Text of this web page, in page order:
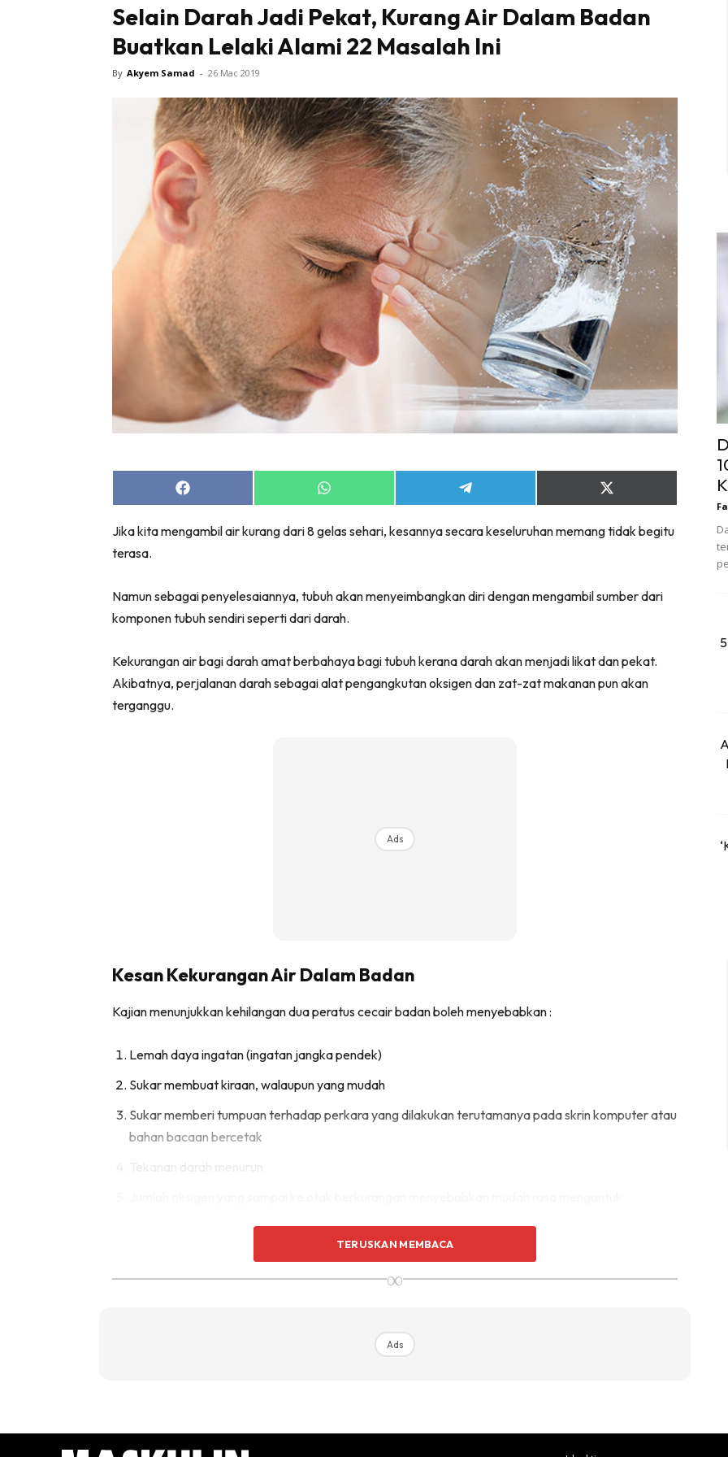
Selain Darah Jadi Pekat, Kurang Air Dalam Badan
Buatkan Lelaki Alami 22 Masalah Ini
By Akyem Samad - 26 Mac 2019
Share
on
Share
on
Share
on
Share
on
(Twitter)
Jika kita mengambil air kurang dari 8 gelas sehari, kesannya secara keseluruhan memang tidak begitu
terasa.
Namun sebagai penyelesaiannya, tubuh akan menyeimbangkan diri dengan mengambil sumber dari
komponen tubuh sendiri seperti dari darah.
Kekurangan air bagi darah amat berbahaya bagi tubuh kerana darah akan menjadi likat dan pekat.
Akibatnya, perjalanan darah sebagai alat pengangkutan oksigen dan zat-zat makanan pun akan
terganggu.
Ads
Kesan Kekurangan Air Dalam Badan
Kajian menunjukkan kehilangan dua peratus cecair badan boleh menyebabkan :
Lemah daya ingatan (ingatan jangka pendek)
Sukar membuat kiraan, walaupun yang mudah
Sukar memberi tumpuan terhadap perkara yang dilakukan terutamanya pada skrin komputer atau
bahan bacaan bercetak
Lesu pada waktu siang
Memperlahankan kadar metabolisma badan
Menyukarkan penyingkiran bahan toksik
TERUSKAN MEMBACA
∞
Ads